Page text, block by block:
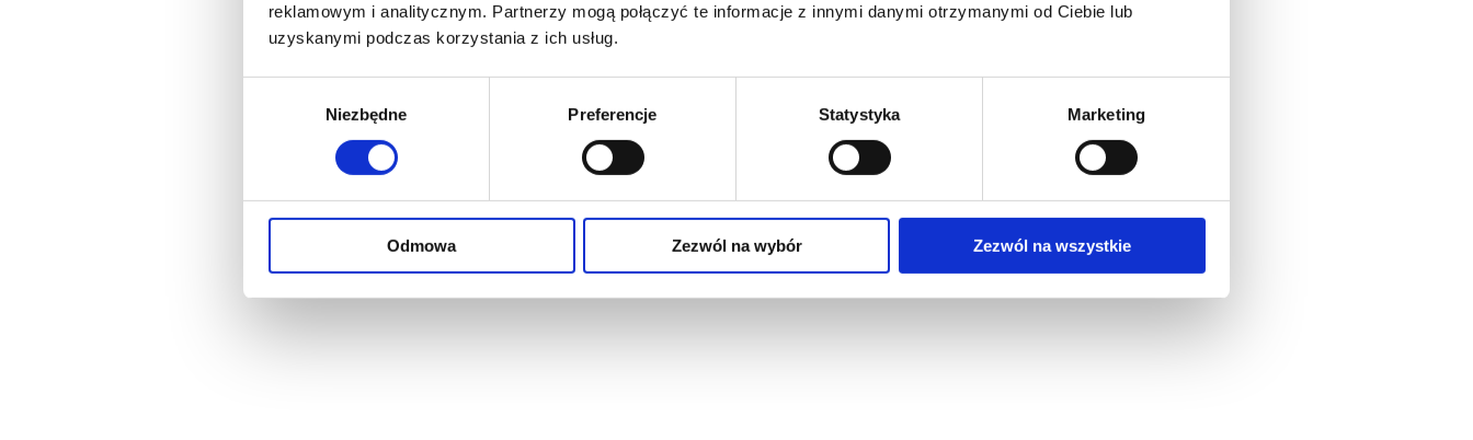
reklamowym i analitycznym. Partnerzy mogą połączyć te informacje z innymi danymi otrzymanymi od Ciebie lub
uzyskanymi podczas korzystania z ich usług.
Niezbędne Preferencje Statystyka Marketing
Odmowa Zezwól na wybór Zezwól na wszystkie